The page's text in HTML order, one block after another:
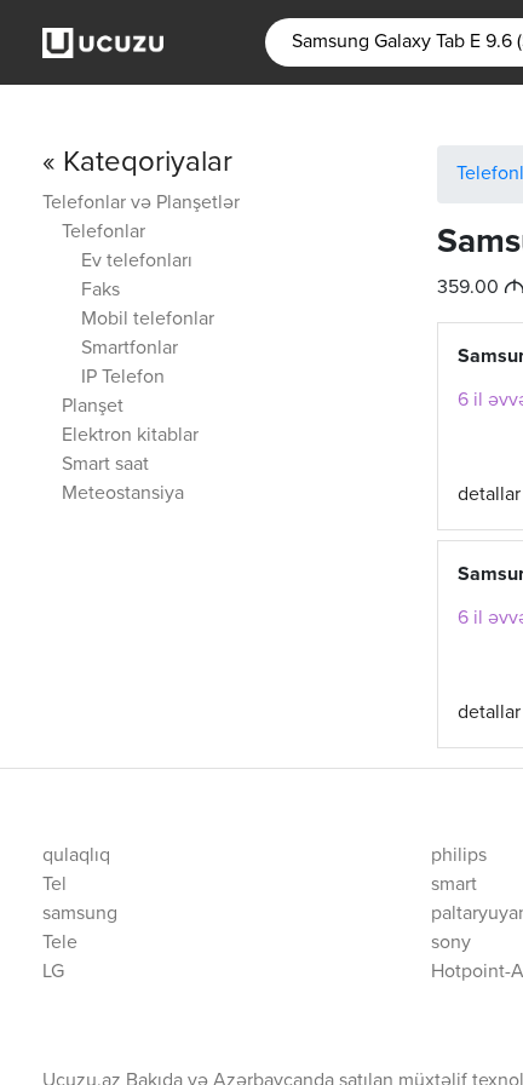
« Kateqoriyalar
Telefonlar və Planşetlər
Telefonlar
Ev telefonları
Faks
Mobil telefonlar
Smartfonlar
IP Telefon
Planşet
Elektron kitablar
Smart saat
Meteostansiya
359.00 M
6 il
detallar
6 il
detallar
qulaqlıq
Tel
samsung
Tele
LG
philips
smart
sony
Hotpoint-